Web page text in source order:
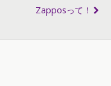
Zapposって！